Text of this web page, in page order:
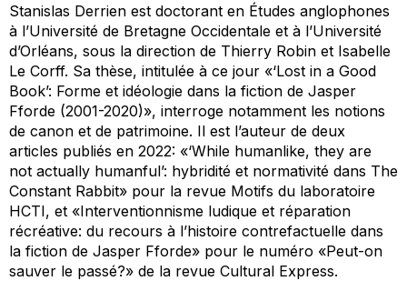
Stanislas Derrien est doctorant en Études anglophones
à l’Université de Bretagne Occidentale et à l’Université
d’Orléans, sous la direction de Thierry Robin et Isabelle
Le Corff. Sa thèse, intitulée à ce jour «‘Lost in a Good
Book’: Forme et idéologie dans la fiction de Jasper
Fforde (2001-2020)», interroge notamment les notions
de canon et de patrimoine. Il est l’auteur de deux
articles publiés en 2022: «‘While humanlike, they are
not actually humanful’: hybridité et normativité dans The
Constant Rabbit» pour la revue Motifs du laboratoire
HCTI, et «Interventionnisme ludique et réparation
récréative: du recours à l’histoire contrefactuelle dans
la fiction de Jasper Fforde» pour le numéro «Peut-on
sauver le passé?» de la revue Cultural Express.